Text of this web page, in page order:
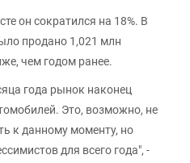
он сократился на 18%. В
продано 1,021 млн
чем годом ранее.
года рынок наконец
Это, возможно, не
к данному моменту, но
для всего года", -